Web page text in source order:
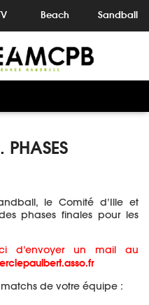
Beach Sandball
PHASES
le Comité d’Ille et
phases finales pour les
d’envoyer un mail au
de votre équipe :